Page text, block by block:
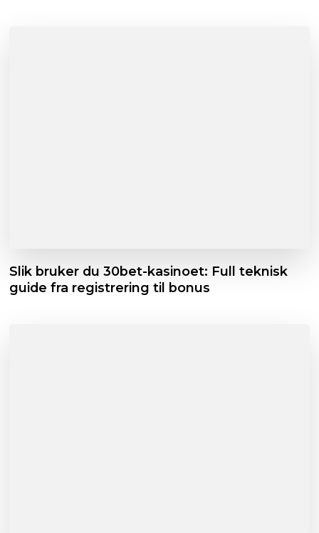
Slik bruker du 30bet-kasinoet: Full teknisk
guide fra registrering til bonus